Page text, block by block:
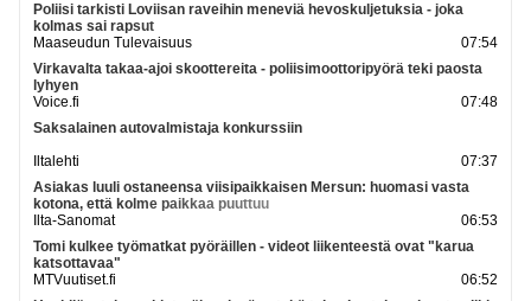
Poliisi tarkisti Loviisan raveihin meneviä hevoskuljetuksia - joka
kolmas sai rapsut
Maaseudun Tulevaisuus
07:54
Virkavalta takaa-ajoi skoottereita - poliisimoottoripyörä teki paosta
lyhyen
Voice.fi
07:48
Saksalainen autovalmistaja konkurssiin
Iltalehti
07:37
Asiakas luuli ostaneensa viisipaikkaisen Mersun: huomasi vasta
kotona, että kolme paikkaa puuttuu
Ilta-Sanomat
06:53
Tomi kulkee työmatkat pyöräillen - videot liikenteestä ovat "karua
katsottavaa"
MTVuutiset.fi
06:52